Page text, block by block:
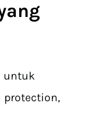
untuk
protection,